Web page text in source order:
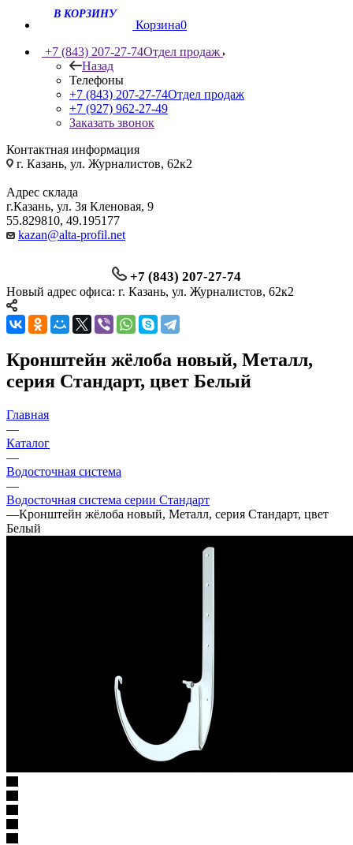
Корзина0
+7 (843) 207-27-74Отдел продаж
Назад
Телефоны
+7 (843) 207-27-74Отдел продаж
+7 (927) 962-27-49
Заказать звонок
Контактная информация
г. Казань, ул. Журналистов, 62к2
Адрес склада
г.Казань, ул. 3я Кленовая, 9
55.829810, 49.195177
kazan@alta-profil.net
+7 (843) 207-27-74
Новый адрес офиса: г. Казань, ул. Журналистов, 62к2
Кронштейн жёлоба новый, Металл,
серия Стандарт, цвет Белый
Главная
—
Каталог
—
Водосточная система
—
Водосточная система серии Стандарт
—Кронштейн жёлоба новый, Металл, серия Стандарт, цвет
Белый